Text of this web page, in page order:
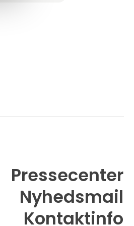
Pressecenter
Nyhedsmail
Kontaktinfo